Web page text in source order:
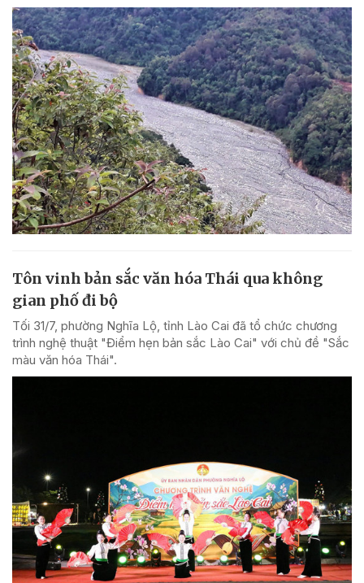
Tôn vinh bản sắc văn hóa Thái qua không
gian phố đi bộ
Tối 31/7, phường Nghĩa Lộ, tỉnh Lào Cai đã tổ chức chương
trình nghệ thuật "Điểm hẹn bản sắc Lào Cai" với chủ đề "Sắc
màu văn hóa Thái".